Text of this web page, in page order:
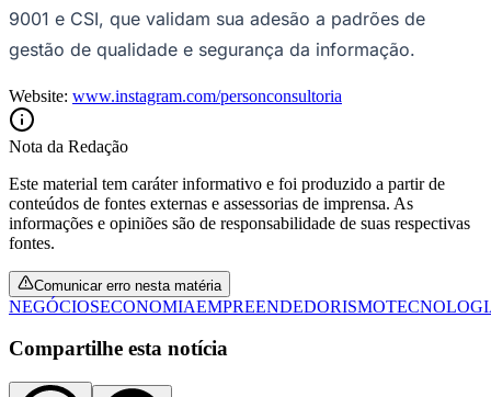
9001 e CSI, que validam sua adesão a padrões de
gestão de qualidade e segurança da informação.
Website: www.instagram.com/personconsultoria
Nota da Redação
Este material tem caráter informativo e foi produzido a partir de
conteúdos de fontes externas e assessorias de imprensa. As
informações e opiniões são de responsabilidade de suas respectivas
fontes.
Comunicar erro nesta matéria
NEGÓCIOSECONOMIAEMPREENDEDORISMO
Compartilhe esta notícia